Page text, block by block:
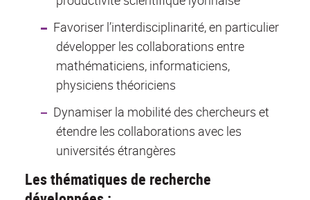
Favoriser l’interdisciplinarité, en particulier
développer les collaborations entre
mathématiciens, informaticiens,
physiciens théoriciens
Dynamiser la mobilité des chercheurs et
étendre les collaborations avec les
universités étrangères
Les thématiques de recherche